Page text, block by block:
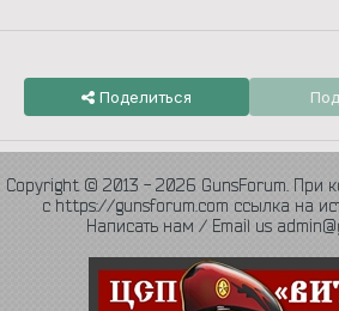
Поделиться
Copyright © 2013 - 2026 GunsForum. При
с https://gunsforum.com ссылка на
Написать нам / Email us